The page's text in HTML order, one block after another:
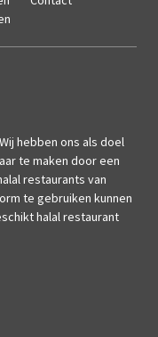
hebben ons als doel
te maken door een
restaurants van
te gebruiken kunnen
halal restaurant